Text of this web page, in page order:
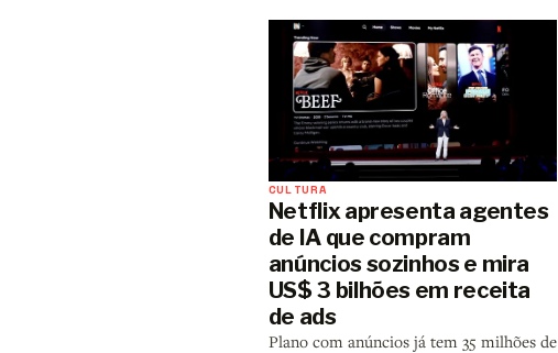
CULTURA
Netflix apresenta agentes
de IA que compram
anúncios sozinhos e mira
US$ 3 bilhões em receita
de ads
Plano com anúncios já tem 35 milhões de